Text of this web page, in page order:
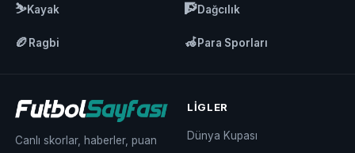
⛷️Kayak 🧗Dağcılık
🏉 Ragbi 🦽Para Sporları
Canlı skorlar, haberler, puan
LIGLER
Dünya Kupası